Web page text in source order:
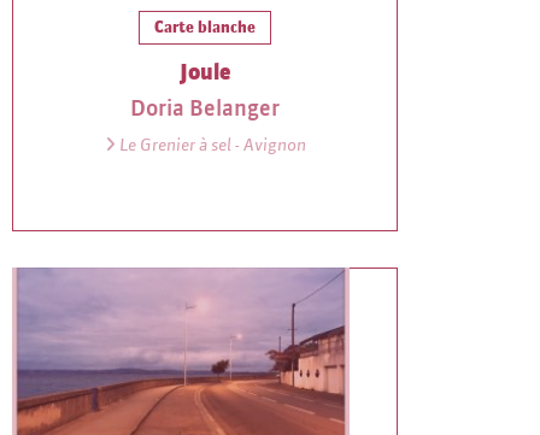
Carte blanche
Joule
Doria Belanger
Le Grenier à sel - Avignon